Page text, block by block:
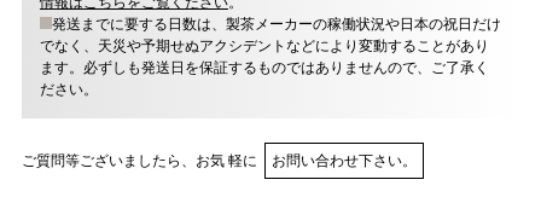
発送までに要する日数は、製茶メーカーの稼働状況や日本の祝日だけ
でなく、天災や予期せぬアクシデントなどにより変動することがあり
ます。必ずしも発送日を保証するものではありませんので、ご了承く
ださい。
ご質問等ございましたら、お気 軽に お問い合わせ下さい。